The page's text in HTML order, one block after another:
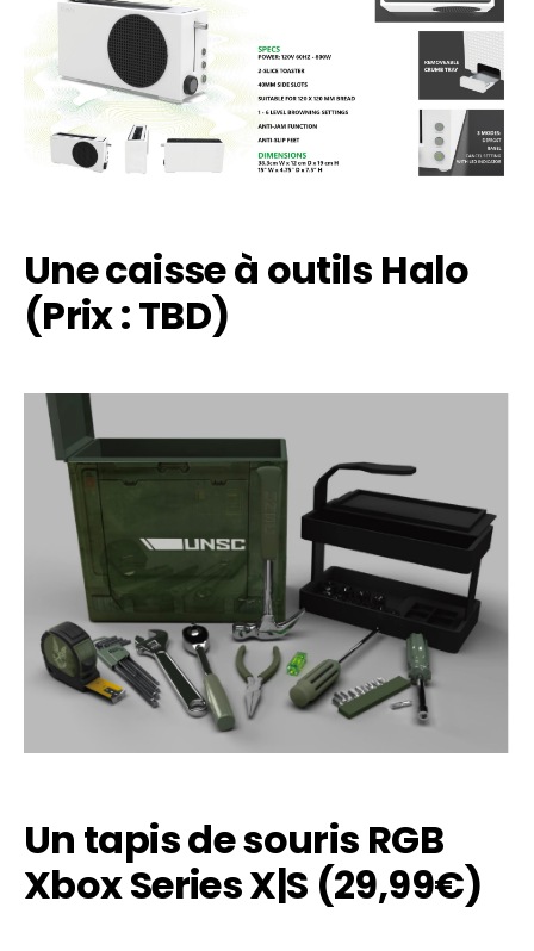
Une caisse à outils Halo
(Prix : TBD)
Un tapis de souris RGB
Xbox Series X|S (29,99€)
Flipboard